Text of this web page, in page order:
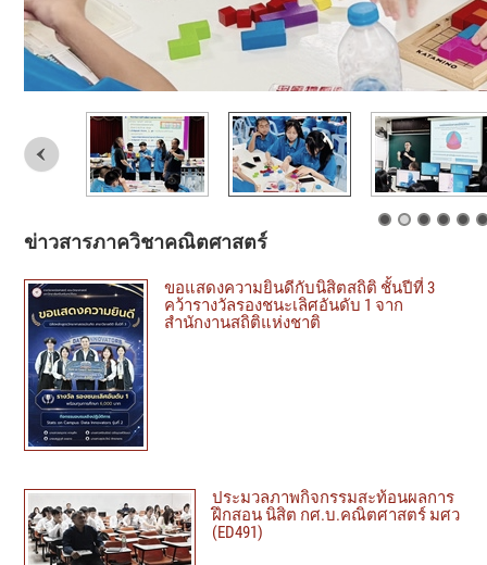
ข่าวสารภาควิชาคณิตศาสตร์
ขอแสดงความยินดีกับนิสิตสถิติ ชั้นปีที่ 3
คว้ารางวัลรองชนะเลิศอันดับ 1 จาก
สำนักงานสถิติแห่งชาติ
ประมวลภาพกิจกรรมสะท้อนผลการ
ฝึกสอน นิสิต กศ.บ.คณิตศาสตร์ มศว
(ED491)